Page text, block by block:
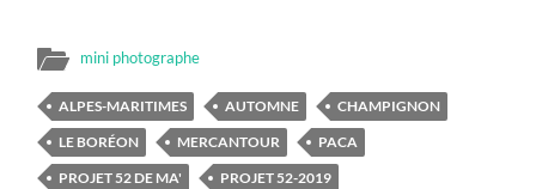
mini photographe
ALPES-MARITIMES AUTOMNE
CHAMPIGNON
LE BORÉON
MERCANTOUR
PACA
PROJET 52 DE MA'
PROJET 52-2019